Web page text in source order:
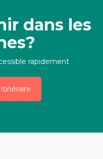
dans les
rapidement